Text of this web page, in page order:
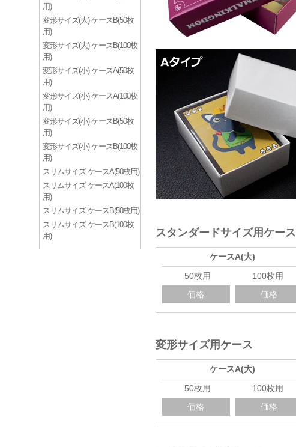
用)
変形サイズ(大) ケースB(50枚
用)
変形サイズ(大) ケースB(100枚
用)
変形サイズ(小) ケースA(50枚
用)
変形サイズ(小) ケースA(100枚
用)
変形サイズ(小) ケースB(50枚
用)
変形サイズ(小) ケースB(100枚
用)
スリムサイズ ケースA(50枚用)
スリムサイズ ケースA(100枚
用)
スリムサイズ ケースB(50枚用)
スリムサイズ ケースB(100枚
用)
スタンダードサイズ用ケース
ケースA(大)
50枚用
100枚用
価格
価格
変形サイズ用ケース
ケースA(大)
50枚用
100枚用
価格
価格